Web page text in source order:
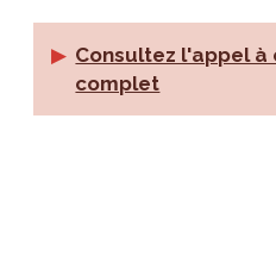
Consultez l'appel
complet